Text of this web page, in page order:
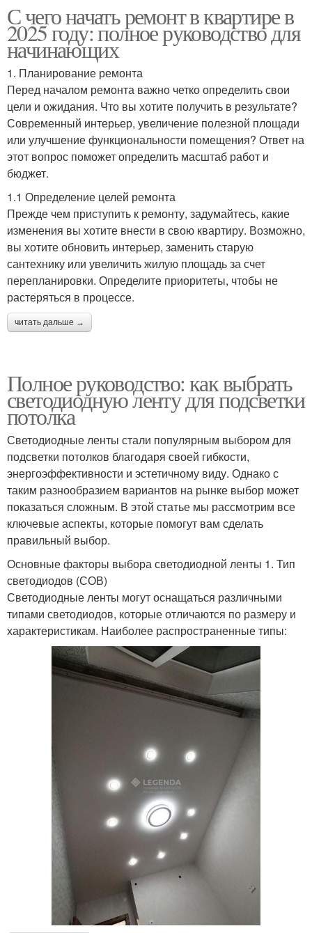
С чего начать ремонт в квартире в
2025 году: полное руководство для
начинающих
1. Планирование ремонта
Перед началом ремонта важно четко определить свои
цели и ожидания. Что вы хотите получить в результате?
Современный интерьер, увеличение полезной площади
или улучшение функциональности помещения? Ответ на
этот вопрос поможет определить масштаб работ и
бюджет.
1.1 Определение целей ремонта
Прежде чем приступить к ремонту, задумайтесь, какие
изменения вы хотите внести в свою квартиру. Возможно,
вы хотите обновить интерьер, заменить старую
сантехнику или увеличить жилую площадь за счет
перепланировки. Определите приоритеты, чтобы не
растеряться в процессе.
читать дальше →
Полное руководство: как выбрать
светодиодную ленту для подсветки
потолка
Светодиодные ленты стали популярным выбором для
подсветки потолков благодаря своей гибкости,
энергоэффективности и эстетичному виду. Однако с
таким разнообразием вариантов на рынке выбор может
показаться сложным. В этой статье мы рассмотрим все
ключевые аспекты, которые помогут вам сделать
правильный выбор.
Основные факторы выбора светодиодной ленты 1. Тип
светодиодов (СОВ)
Светодиодные ленты могут оснащаться различными
типами светодиодов, которые отличаются по размеру и
характеристикам. Наиболее распространенные типы: